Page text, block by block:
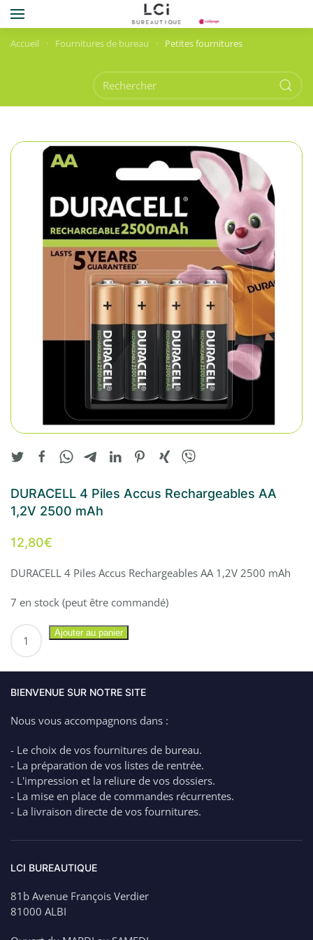
Skip to main content
Accueil Fournitures de bureau Petites fournitures
DURACELL 4 Piles Accus Rechargeables AA
1,2V 2500 mAh
12,80€
DURACELL 4 Piles Accus Rechargeables AA 1,2V 2500 mAh
7 en stock (peut être commandé)
Piles
Rechargeables
1,2V
2500
mAh
Ajouter au panier
BIENVENUE SUR NOTRE SITE
Nous vous accompagnons dans :
- Le choix de vos fournitures de bureau.
- La préparation de vos listes de rentrée.
- L'impression et la reliure de vos dossiers.
- La mise en place de commandes récurrentes.
- La livraison directe de vos fournitures.
LCI BUREAUTIQUE
81b Avenue François Verdier
81000 ALBI